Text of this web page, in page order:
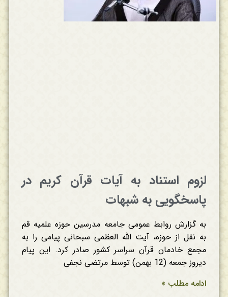
لزوم استناد به آیات قرآن کریم در
پاسخگویی به شبهات
به گزارش روابط عمومی جامعه مدرسین حوزه علمیه قم
به نقل از حوزه، آیت الله العظمی سبحانی پیامی را به
مجمع خادمان قرآن سراسر کشور صادر کرد. این پیام
دیروز جمعه (12 بهمن) توسط مرتضی نجفی
ادامه مطلب »